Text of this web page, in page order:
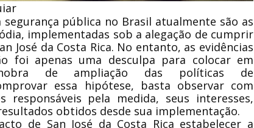
segurança pública no Brasil atualmente são as
implementadas sob a alegação de cumprir
José da Costa Rica. No entanto, as evidências
foi apenas uma desculpa para colocar em
de ampliação das políticas de
essa hipótese, basta observar com
responsáveis pela medida, seus interesses,
obtidos desde sua implementação.
de San José da Costa Rica estabelecer a